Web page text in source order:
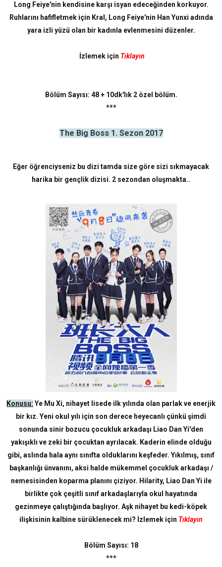
Long Feiye'nin kendisine karşı isyan edeceğinden korkuyor.
Ruhlarını hafifletmek için Kral, Long Feiye'nin Han Yunxi adında
yara izli yüzü olan bir kadınla evlenmesini düzenler.
İzlemek için Tıklayın
Bölüm Sayısı: 48 + 10dk'lık 2 özel bölüm.
***
The Big Boss 1. Sezon 2017
Eğer öğrenciyseniz bu dizi tamda size göre sizi sıkmayacak
harika bir gençlik dizisi. 2 sezondan oluşmakta..
Konusu: Ye Mu Xi, nihayet lisede ilk yılında olan parlak ve enerjik
bir kız. Yeni okul yılı için son derece heyecanlı çünkü şimdi
sonunda sinir bozucu çocukluk arkadaşı Liao Dan Yi'den
yakışıklı ve zeki bir çocuktan ayrılacak. Kaderin elinde olduğu
gibi, aslında hala aynı sınıfta olduklarını keşfeder. Yıkılmış, sınıf
başkanlığı ünvanını, aksi halde mükemmel çocukluk arkadaşı /
nemesisinden koparma planını çiziyor. Hilarity, Liao Dan Yi ile
birlikte çok çeşitli sınıf arkadaşlarıyla okul hayatında
gezinmeye çalıştığında başlıyor. Aşk nihayet bu kedi-köpek
ilişkisinin kalbine sürüklenecek mi? İzlemek için Tıklayın
Bölüm Sayısı: 18
***